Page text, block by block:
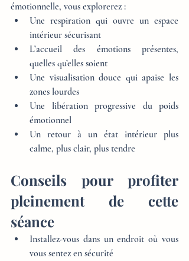
émotionnelle, vous explorerez :
Une respiration qui ouvre un espace
intérieur sécurisant
L’accueil des émotions présentes,
quelles qu’elles soient
Une visualisation douce qui apaise les
zones lourdes
Une libération progressive du poids
émotionnel
Un retour à un état intérieur plus
calme, plus clair, plus tendre
Conseils pour profiter
pleinement de cette
séance
Installez-vous dans un endroit où vous
vous sentez en sécurité